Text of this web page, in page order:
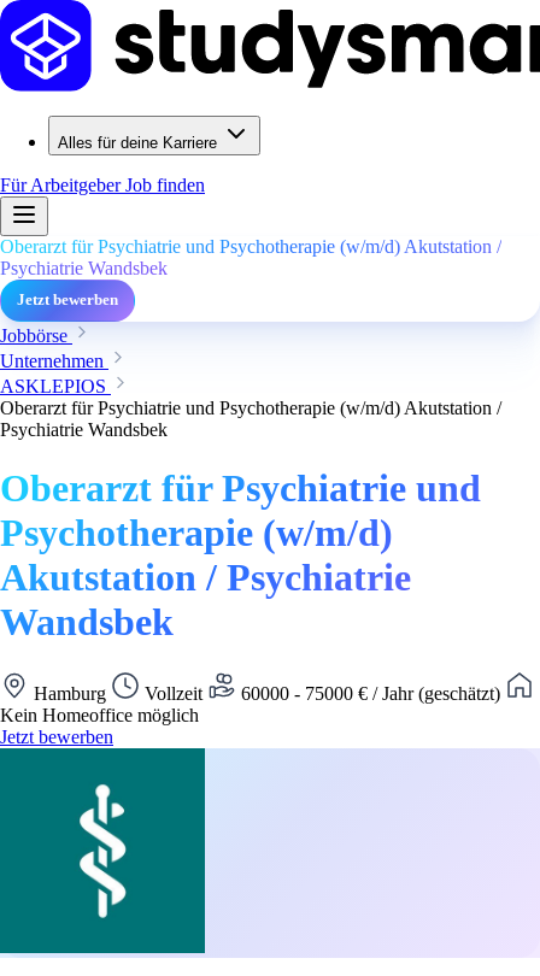
Alles für deine Karriere
Für ArbeitgeberJob finden
Oberarzt für Psychiatrie und Psychotherapie (w/m/d) Akutstation /
Psychiatrie Wandsbek
Jetzt bewerben
Jobbörse
Unternehmen
ASKLEPIOS
Oberarzt für Psychiatrie und Psychotherapie (w/m/d) Akutstation /
Psychiatrie Wandsbek
Oberarzt für Psychiatrie und
Psychotherapie (w/m/d)
Akutstation / Psychiatrie
Wandsbek
Hamburg Vollzeit
60000 - 75000 € / Jahr (geschätzt)
Kein Homeoffice möglich
Jetzt bewerben